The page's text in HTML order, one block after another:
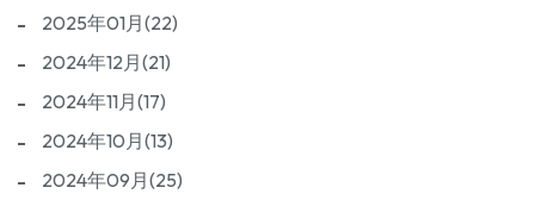
2025年01月(22)
2024年12月(21)
2024年11月(17)
2024年10月(13)
2024年09月(25)